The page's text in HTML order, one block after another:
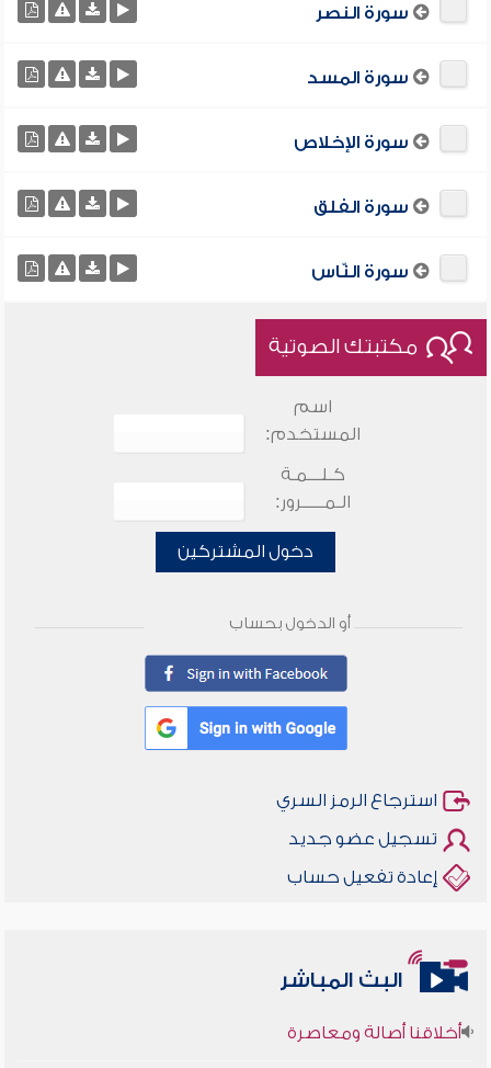
سورة النصر
سورة المسد
سورة الإخلاص
سورة الفلق
سورة النّاس
مكتبتك الصوتية
اسم
المستخدم:
كـلـــمـة
الـمـــــرور:
دخول المشتركين
أو الدخول بحساب
استرجاع الرمز السري
تسجيل عضو جديد
إعادة تفعيل حساب
البث المباشر